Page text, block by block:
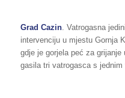
Grad Cazin. Vatrogasna
intervenciju u mjestu Gornja
gdje je gorjela peć za grijanje
gasila tri vatrogasca s jednim